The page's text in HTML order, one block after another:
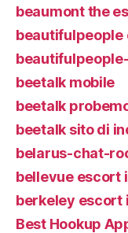
beaumont the
beautifulpeople
beetalk mobile
beetalk
beetalk sito di
belarus-chat-
bellevue escort
berkeley escort
Best Hookup